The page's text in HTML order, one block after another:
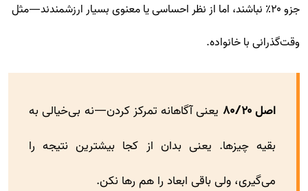
جزو ۲۰٪ نباشند، اما از نظر احساسی یا معنوی بسیار ارزشمندند—مثل
وقت‌گذرانی با خانواده.
اصل ۸۰/۲۰
یعنی آگاهانه تمرکز کردن—نه بی‌خیالی به
بقیه چیزها. یعنی بدان از کجا بیشترین نتیجه را
می‌گیری، ولی باقی ابعاد را هم رها نکن.